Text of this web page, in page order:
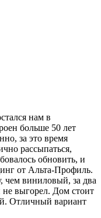
нам в
больше 50 лет
за это время
рассыпаться,
обновить, и
от Альта-Профиль.
чем виниловый, за два
не выгорел. Дом стоит
Отличный вариант